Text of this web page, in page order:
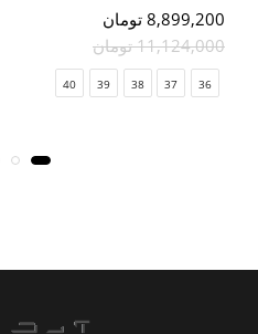
8,899,200 تومان
11,124,000 تومان
36
37
38
39
40